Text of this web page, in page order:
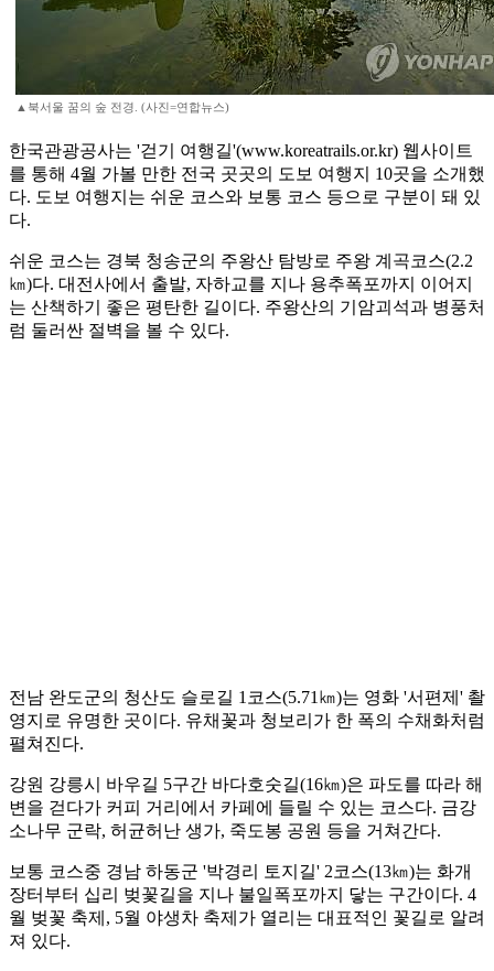
▲북서울 꿈의 숲 전경. (사진=연합뉴스)
한국관광공사는 '걷기 여행길'(www.koreatrails.or.kr) 웹사이트
를 통해 4월 가볼 만한 전국 곳곳의 도보 여행지 10곳을 소개했
다. 도보 여행지는 쉬운 코스와 보통 코스 등으로 구분이 돼 있
다.
쉬운 코스는 경북 청송군의 주왕산 탐방로 주왕 계곡코스(2.2
㎞)다. 대전사에서 출발, 자하교를 지나 용추폭포까지 이어지
는 산책하기 좋은 평탄한 길이다. 주왕산의 기암괴석과 병풍처
럼 둘러싼 절벽을 볼 수 있다.
전남 완도군의 청산도 슬로길 1코스(5.71㎞)는 영화 '서편제' 촬
영지로 유명한 곳이다. 유채꽃과 청보리가 한 폭의 수채화처럼
펼쳐진다.
강원 강릉시 바우길 5구간 바다호숫길(16㎞)은 파도를 따라 해
변을 걷다가 커피 거리에서 카페에 들릴 수 있는 코스다. 금강
소나무 군락, 허균허난 생가, 죽도봉 공원 등을 거쳐간다.
보통 코스중 경남 하동군 '박경리 토지길' 2코스(13㎞)는 화개
장터부터 십리 벚꽃길을 지나 불일폭포까지 닿는 구간이다. 4
월 벚꽃 축제, 5월 야생차 축제가 열리는 대표적인 꽃길로 알려
져 있다.